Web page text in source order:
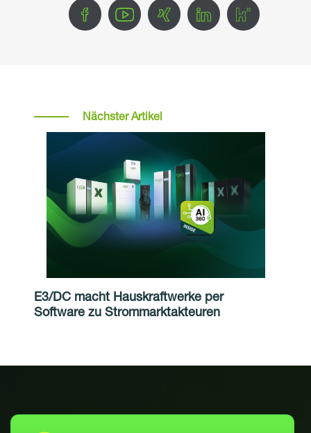
Nächster Artikel
E3/DC macht Hauskraftwerke per
Software zu Strommarktakteuren